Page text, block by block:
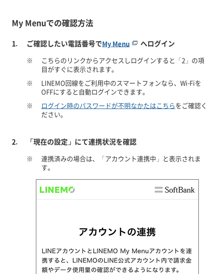
My Menuでの確認方法
ご確認したい電話番号でMy Menu へログイン
※
こちらのリンクからアクセスしログインすると「2」の項
目がすぐに表示されます。
※
LINEMO回線をご利用中のスマートフォンなら、Wi-Fiを
OFFにすると自動ログインできます。
※
ログイン時のパスワードが不明なかたはこちらをご確認く
ださい。
「現在の設定」にて連携状況を確認
※
連携済みの場合は、「アカウント連携中」と表示されま
す。